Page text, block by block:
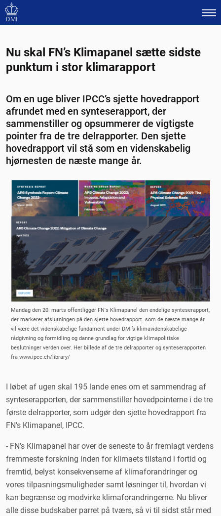
DMI
Nu skal FN’s Klimapanel sætte sidste
punktum i stor klimarapport
Om en uge bliver IPCC’s sjette hovedrapport
afrundet med en synteserapport, der
sammenstiller og opsummerer de vigtigste
pointer fra de tre delrapporter. Den sjette
hovedrapport vil stå som en videnskabelig
hjørnesten de næste mange år.
Mandag den 20. marts offentliggør FN's Klimapanel den endelige synteserapport,
der markerer afslutningen på den sjette hovedrapport. som de næste mange år
vil være det videnskabelige fundament under DMI’s klimavidenskabelige
rådgivning og formidling og danne grundlag for vigtige klimapolitiske
beslutninger verden over. Her billede af de tre delrapporter og synteserapporten
fra www.ipcc.ch/library/
I løbet af ugen skal 195 lande enes om et sammendrag af
synteserapporten, der sammenstiller hovedpointerne i de tre
første delrapporter, som udgør den sjette hovedrapport fra
FN’s Klimapanel, IPCC.
- FN’s Klimapanel har over de seneste to år fremlagt verdens
fremmeste forskning inden for klimaets tilstand i fortid og
fremtid, belyst konsekvenserne af klimaforandringer og
vores tilpasningsmuligheder samt løsninger til, hvordan vi
kan begrænse og modvirke klimaforandringerne. Nu bliver
alle disse budskaber parret på tværs, så vi til sidst står med